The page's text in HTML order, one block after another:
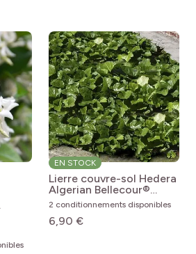
EN STOCK
Lierre couvre-sol Hedera
Algerian Bellecour®
Hedera algeriensis
Hedera Algerian
Bellecour®
2 conditionnements disponibles
6,90 €